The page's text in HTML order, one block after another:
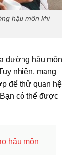
hậu môn khi
đường hậu môn
nhiên, mang
để thử quan hệ
có thể được
hậu môn